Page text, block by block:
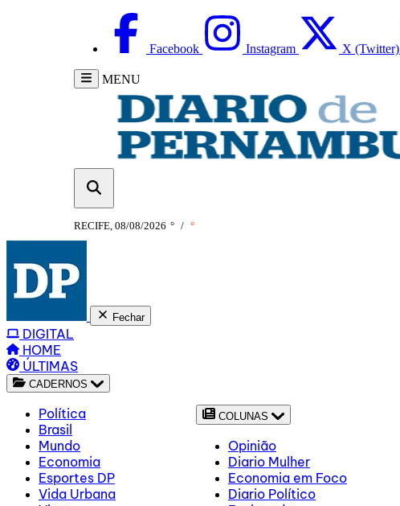
Facebook Instagram X (Twitter)
MENU
RECIFE, 08/08/2026 ° / °
Fechar
DIGITAL
HOME
ÚLTIMAS
CADERNOS
Política
Brasil
Mundo
Economia
Esportes DP
Vida Urbana
COLUNAS
Opinião
Diario Mulher
Economia em Foco
Diario Político